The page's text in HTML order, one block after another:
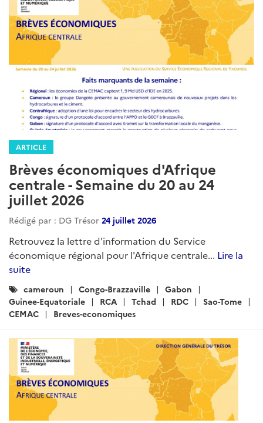
ARTICLE
Brèves économiques d'Afrique
centrale - Semaine du 20 au 24
juillet 2026
Rédigé par : DG Trésor 24 juillet 2026
Retrouvez la lettre d'information du Service
économique régional pour l'Afrique centrale... Lire la
suite
Catégories
:
cameroun Congo-Brazzaville
Gabon
Guinee-Equatoriale
RCA Tchad RDC
Sao-Tome
CEMAC
Breves-economiques